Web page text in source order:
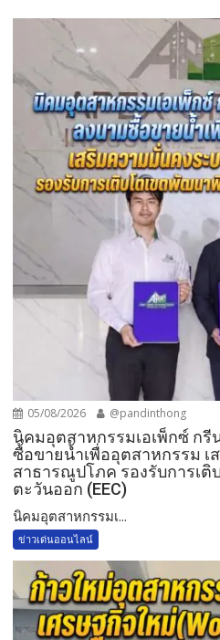
05/08/2026 @pandinthong
นิคมอุตสาหกรรมเอเพ็กซ์ กรี
ซื้อขายน้ำเพื่ออุตสาหกรรม เ
สาธารณูปโภค รองรับการเ
ตะวันออก (EEC)
​นิคมอุตสาหกรรมเ...
ข่าวเด่นออนไลน์